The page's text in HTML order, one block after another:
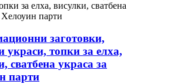
заготовки,
украси, топки за елха,
сватбена украса за
парти